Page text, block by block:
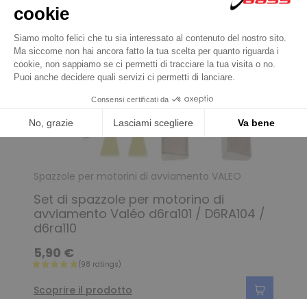
Spazzole per motorini di avviamento VALEO
Set di spazzole per motorino di
avviamento Valéo d6ra101 / D6RA104 /
d6ra110
5,90 €
Scoprire il prodotto